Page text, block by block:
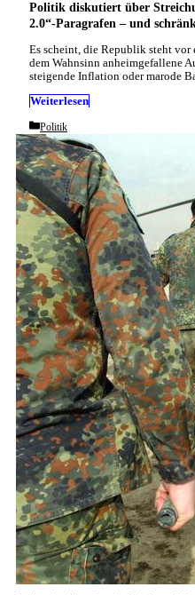
Politik diskutiert über
2.0“-Paragrafen – und
Es scheint, die Republik steht vor
dem Wahnsinn anheimgefallene
steigende Inflation oder marode
Weiterlesen
Categories
Politik